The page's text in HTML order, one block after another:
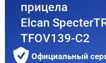
прицела
Elcan
TFOV139-C2
Официальный